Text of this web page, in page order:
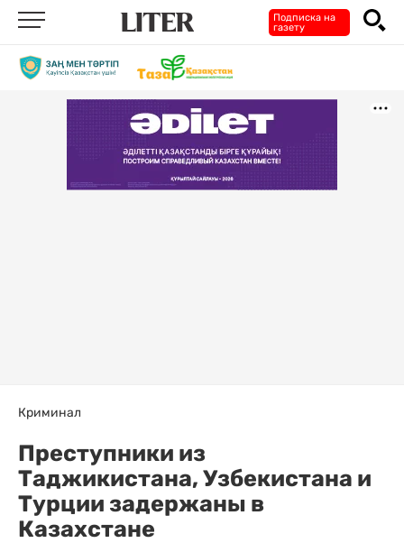
Подписка на
газету
Криминал
Преступники из
Таджикистана, Узбекистана и
Турции задержаны в
Казахстане